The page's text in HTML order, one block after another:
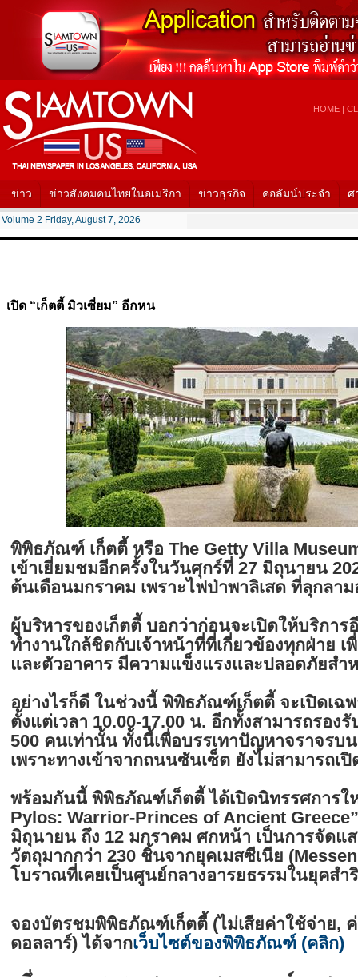
HOME |
ข่าว ข่าวสังคมคนไทยในอเมริกา ข่าวธุรกิจ คอลัมน์ประจำ ศ
Volume 2 Friday, August 7, 2026
เปิด “เก็ตตี้ มิวเซี่ยม” อีกหน
พิพิธภัณฑ์ เก็ตตี้ หรือ The Getty Villa
เข้าเยี่ยมชมอีกครั้งในวันศุกร์ที่ 27 มิถุนายน
ต้นเดือนมกราคม เพราะไฟป่าพาลิเสด ที่ลุกลา
ผู้บริหารของเก็ตตี้ บอกว่าก่อนจะเปิดให้บริกา
ทำงานใกล้ชิดกับเจ้าหน้าที่ที่เกี่ยวข้องทุกฝ่าย
และตัวอาคาร มีความแข็งแรงและปลอดภัยสำ
อย่างไรก็ดี ในช่วงนี้ พิพิธภัณฑ์เก็ตตี้ จะเปิดเฉ
ตั้งแต่เวลา 10.00-17.00 น. อีกทั้งสามารถรอง
500 คนเท่านั้น ทั้งนี้เพื่อบรรเทาปัญหาจราจรบ
เพราะทางเข้าจากถนนซันเซ็ต ยังไม่สามารถเ
พร้อมกันนี้ พิพิธภัณฑ์เก็ตตี้ ได้เปิดนิทรรศการใ
Pylos: Warrior-Princes of Ancient
มิถุนายน ถึง 12 มกราคม ศกหน้า เป็นการจัดแ
วัตถุมากกว่า 230 ชิ้นจากยุคเมสซีเนีย
โบราณที่เคยเป็นศูนย์กลางอารยธรรมในยุคส
จองบัตรชมพิพิธภัณฑ์เก็ตตี้ (ไม่เสียค่าใช้จ่าย,
ดอลลาร์) ได้จากเว็บไซต์ของพิพิธภัณฑ์ (คลิก)